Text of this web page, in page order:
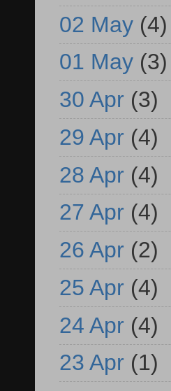
02 May (4)
01 May (3)
30 Apr (3)
29 Apr (4)
28 Apr (4)
27 Apr (4)
26 Apr (2)
25 Apr (4)
24 Apr (4)
23 Apr (1)